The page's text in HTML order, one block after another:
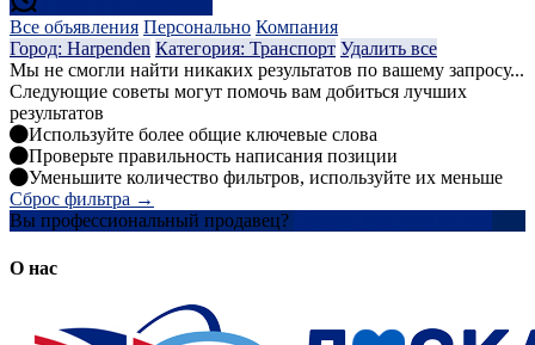
Все объявления Персонально Компания
Город: Harpenden Категория: Транспорт Удалить все
Мы не смогли найти никаких результатов по вашему запросу...
Следующие советы могут помочь вам добиться лучших
результатов
Используйте более общие ключевые слова
Проверьте правильность написания позиции
Уменьшите количество фильтров, используйте их меньше
Сброс фильтра →
Вы профессиональный продавец?
О нас